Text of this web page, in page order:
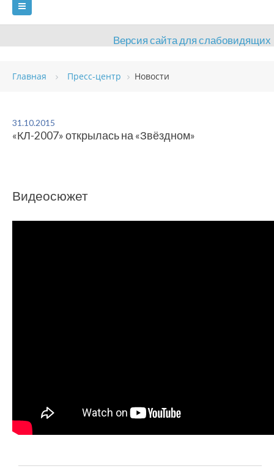
Версия сайта для слабовидящих
ГЛАВНАЯ
ВИДЫ СПОРТА
ПЛАТНЫЕ УСЛУГИ
Главная Пресс-центр Новости
31.10.2015
«КЛ-2007» открылась на «Звёздном»
Видеосюжет